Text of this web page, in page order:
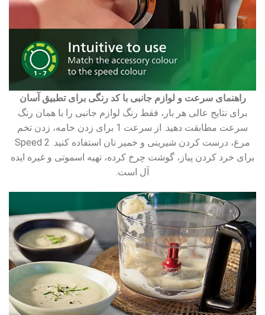
راهنمای سرعت و لوازم جانبی با کد رنگی برای تطبیق آسان
برای نتایج عالی هر بار، فقط رنگ لوازم جانبی را با همان رنگ
سرعت مطابقت دهید. از سرعت 1 برای زدن خامه، زدن تخم
مرغ، درست کردن شیرینی و خمیر نان استفاده کنید. Speed ​​2
برای خرد کردن پیاز، گوشت چرخ کرده، تهیه اسموتی و غیره ایده
آل است.